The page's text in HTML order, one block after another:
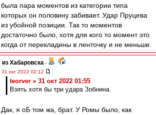
была пара моментов из категории типа
которых он половину забивает. Удар Пруцева
из убойной позиции. Так то моментов
достаточно было, хотя для кого то момент это
когда от перекладины в ленточку и не меньше.
из Хабаровска -
31 окт 2022 02:12
teorver » 31 окт 2022 01:55
Взять хотя бы три удара Зобнина.
Дак, я оБ том жа, брат. У Ромы было, как